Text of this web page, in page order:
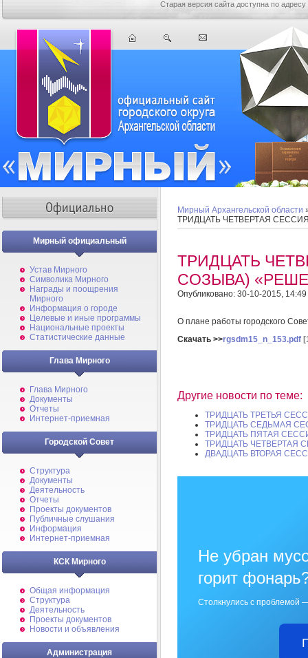
Старая версия сайта доступна по адресу
Мирный официальный
Устав Мирного
Символика Мирного
Награды и поощрения
Мирного
Информация о городе
Целевые и иные программы
Национальные проекты
Статистические данные
Глава Мирного
Глава Мирного
Документы
Отчеты
Интернет-приемная
Городской Совет
Структура
Документы
Деятельность
Отчеты
Проекты документов
Публичные слушания
Информация
Интернет-приемная
КСК Мирного
Общая информация
Структура
Деятельность
Проекты документов
Новости и объявления
Администрация
Мирный Архангельской области
ТРИДЦАТЬ ЧЕТВЕРТАЯ
ТРИДЦАТЬ
СОЗЫВА)
Опубликовано: 30-10-2015, 14:49
О плане работы городского
Скачать >>rgsdm15_n_153.pdf
Другие новости по теме:
ТРИДЦАТЬ ТРЕТЬЯ
ТРИДЦАТЬ СЕДЬМАЯ
ТРИДЦАТЬ ПЯТАЯ
ТРИДЦАТЬ ЧЕТВЕРТАЯ
ДВАДЦАТЬ ВТОРАЯ
Не убран
горит
Столкнулись с проблемой